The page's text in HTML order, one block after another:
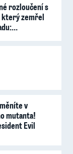
který zemřel
v
mutanta!
Evil